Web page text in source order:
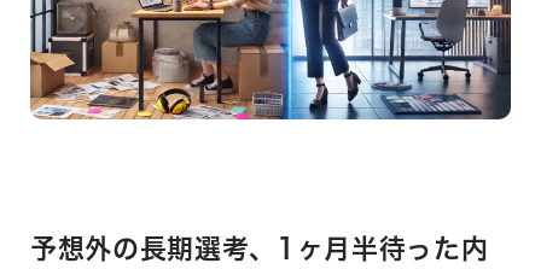
予想外の長期選考、1ヶ月半待った内